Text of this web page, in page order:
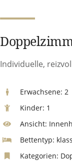
Individuelle,
Erwachsene: 2
Kinder: 1
Ansicht:
Bettentyp:
Kategorien: